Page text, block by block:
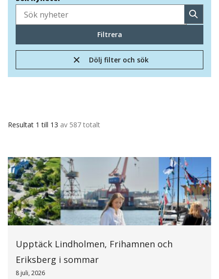
Sök
Filtrera
Dölj filter och sök
Resultat 1 till 13 av 587 totalt
Upptäck Lindholmen, Frihamnen och
Eriksberg i sommar
8 juli, 2026